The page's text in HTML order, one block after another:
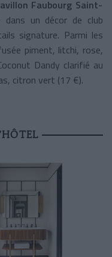
Faubourg Saint-
un décor de club
signature. Parmi les
piment, litchi, rose,
Dandy clarifié au
citron vert (17 €).